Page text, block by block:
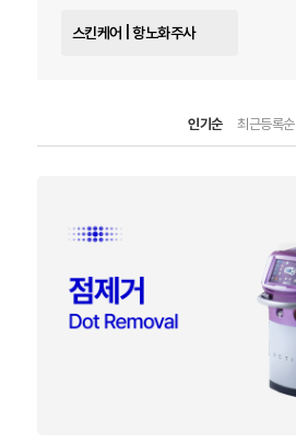
스킨케어 | 항노화주사
인기순 최근등록순